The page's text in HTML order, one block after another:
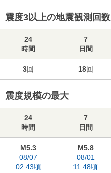
震度3以上の地震観測回数
24
時間
7
日間
3回 18回
震度規模の最大
24
時間
7
日間
M5.3
08/07
02:43頃
M5.8
08/01
11:48頃